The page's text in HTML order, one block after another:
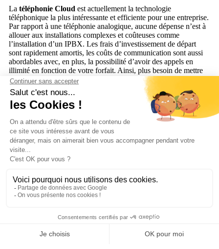
La téléphonie Cloud est actuellement la technologie
téléphonique la plus intéressante et efficiente pour une entreprise.
Par rapport à une téléphonie analogique, aucune dépense n’est à
allouer aux installations complexes et coûteuses comme
l’installation d’un IPBX. Les frais d’investissement de départ
sont rapidement amortis, les coûts de communication sont aussi
abordables avec, en plus, la possibilité d’avoir des appels en
illimité en fonction de votre forfait. Ainsi, plus besoin de mettre
en place les canaux de téléphonie standard qui sont onéreux et
qui nécessitent une maintenance.
Au regard de ce qui précède, la
téléphonie Cloudapparaît
comme un système moderne, flexible, économique et simple à
déployer. Afin d’obtenir plus d’informations à ce sujet, nos
équipes commerciales se tiennent à votre disposition pour
répondre à toutes vos questions.Découvrez notre solution
Centrex pour faciliter le déménagement de votre téléphonie
d’entreprise
VoIP